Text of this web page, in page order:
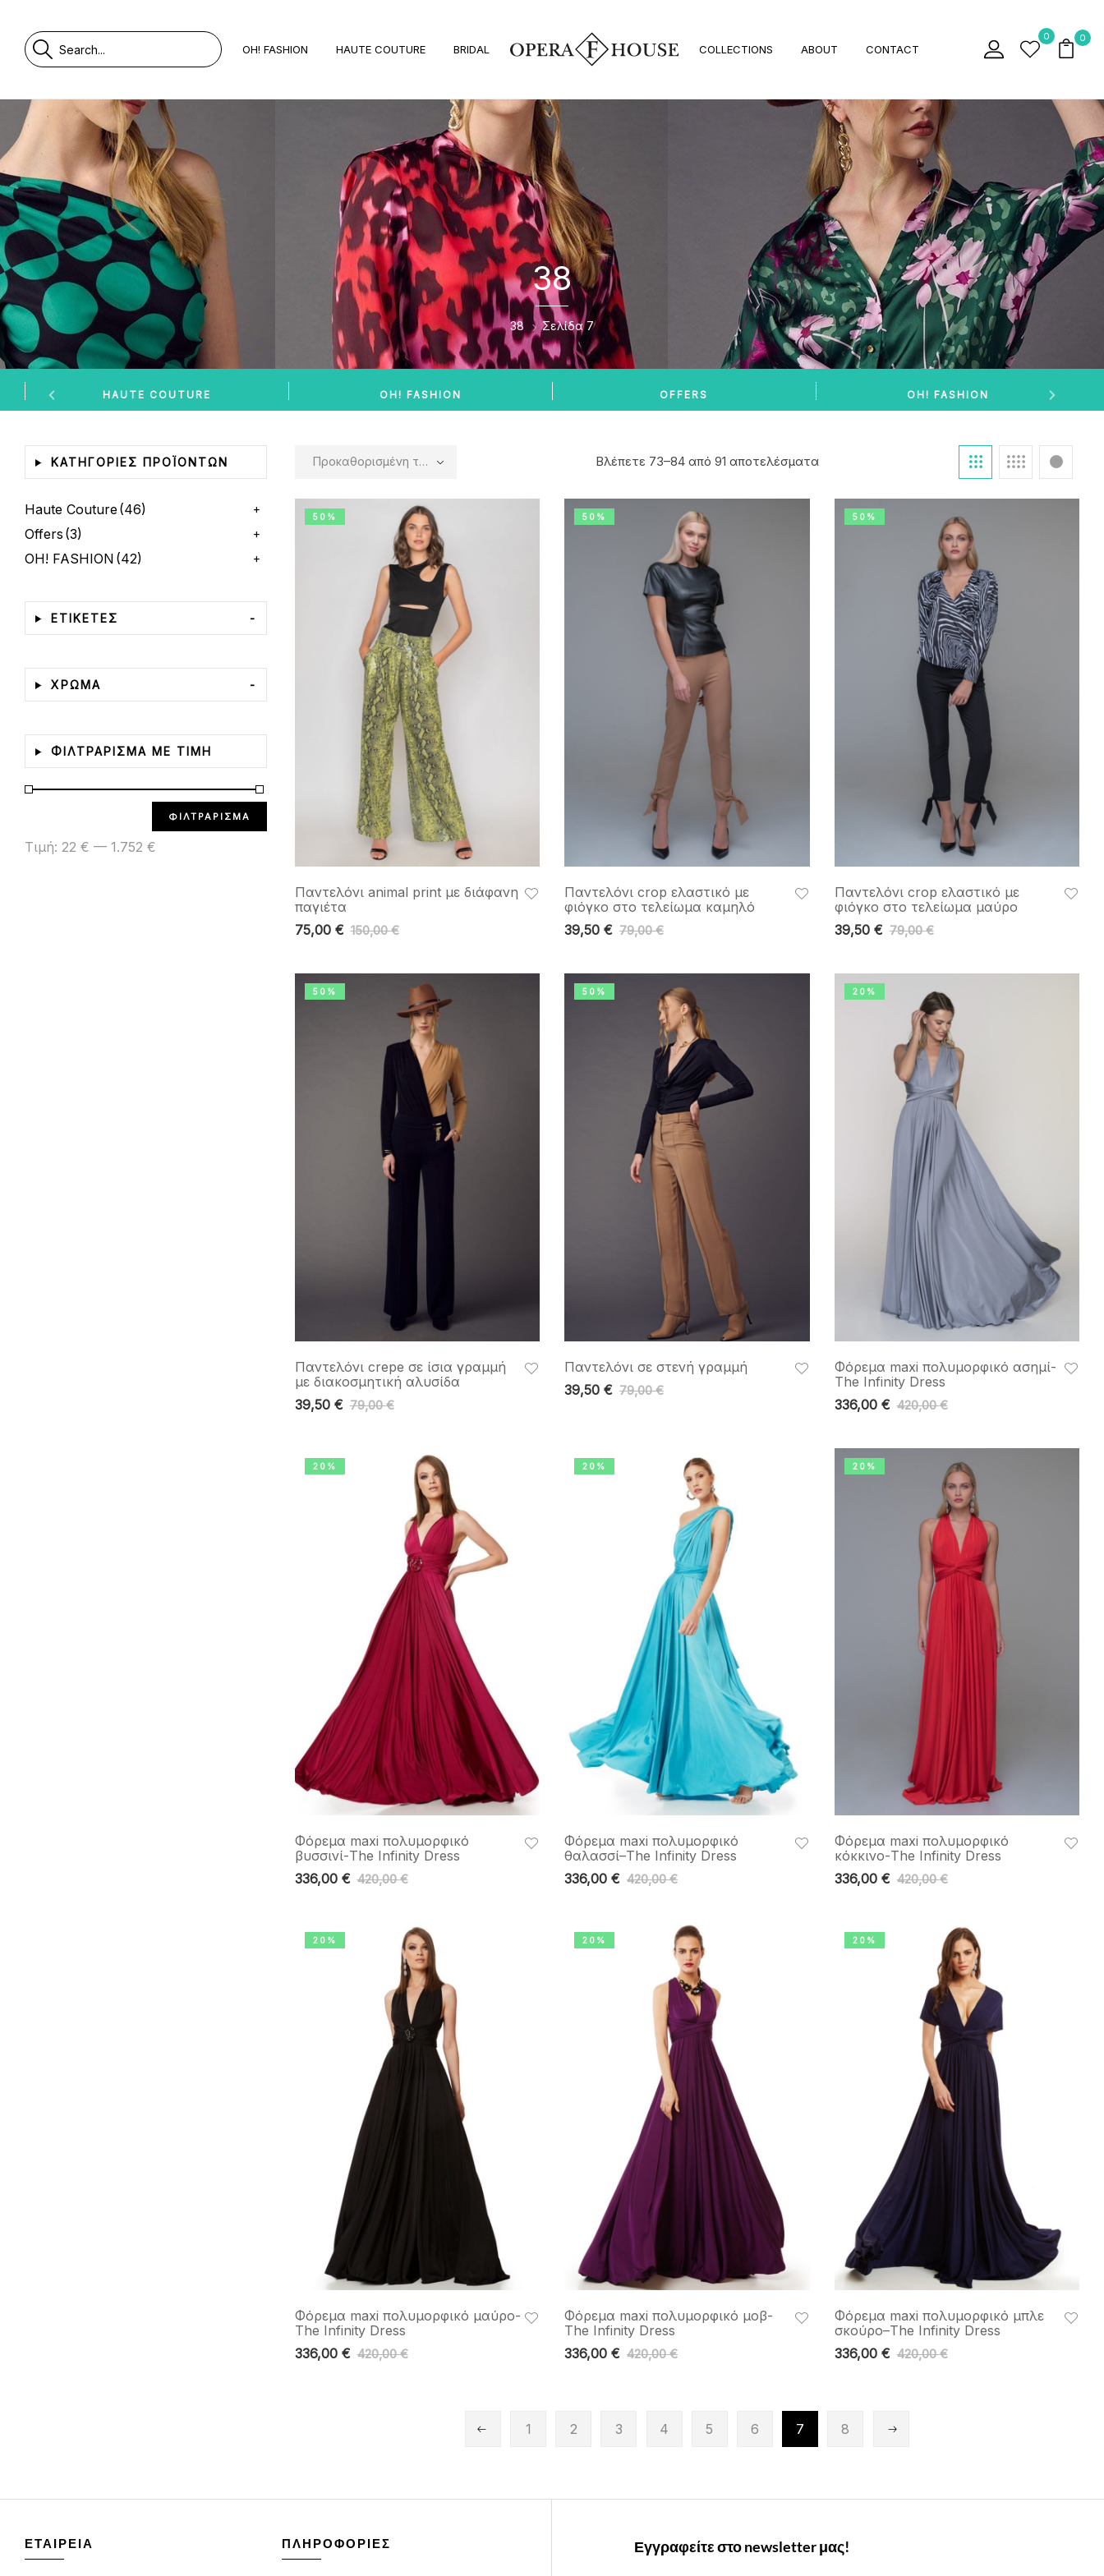
OH! FASHION HAUTE COUTURE BRIDAL COLLECTIONS ABOUT CONTACT
0 0
38
38 Σελίδα 7
HAUTE COUTURE OH! FASHION OFFERS OH! FASHION
ΚΑΤΗΓΟΡΊΕΣ ΠΡΟΪΌΝΤΩΝ
Haute Couture(46)
Offers (3)
OH! FASHION (42)
ΕΤΙΚΕΤΕΣ -
ΧΡΩΜΑ -
ΦΙΛΤΡΑΡΙΣΜΑ ΜΕ ΤΙΜΗ
ΦΙΛΤΡΆΡΙΣΜΑ
Τιμή: 22 € — 1.752 €
Βλέπετε 73–84 από 91 αποτελέσματα
Προκαθορισμένη ταξινόμηση
50%
Παντελόνι animal print με διάφανη
παγιέτα
150,00€
75,00 €
50%
Παντελόνι crop ελαστικό με
φιόγκο στο τελείωμα καμηλό
79,00€
39,50 €
50%
Παντελόνι crop ελαστικό με
φιόγκο στο τελείωμα μαύρο
79,00€
39,50 €
50%
Παντελόνι crepe σε ίσια γραμμή
με διακοσμητική αλυσίδα
79,00€
39,50 €
50%
Παντελόνι σε στενή γραμμή
79,00€
39,50 €
20%
Φόρεμα maxi πολυμορφικό ασημί-
The Infinity Dress
420,00€
336,00 €
20%
Φόρεμα maxi πολυμορφικό
βυσσινί-The Infinity Dress
420,00€
336,00 €
20%
Φόρεμα maxi πολυμορφικό
θαλασσί–The Ιnfinity Dress
420,00€
336,00 €
20%
Φόρεμα maxi πολυμορφικό
κόκκινο-The Ιnfinity Dress
420,00€
336,00 €
20%
Φόρεμα maxi πολυμορφικό μαύρο-
The Infinity Dress
420,00€
336,00 €
20%
Φόρεμα maxi πολυμορφικό μοβ-
The Infinity Dress
420,00€
336,00 €
20%
Φόρεμα maxi πολυμορφικό μπλε
σκούρο–The Infinity Dress
420,00€
336,00 €
1 2 3 4 5 6 7 8
ΕΤΑΙΡΕΙΑ ΠΛΗΡΟΦΟΡΙΕΣ Εγγραφείτε στο newsletter μας!